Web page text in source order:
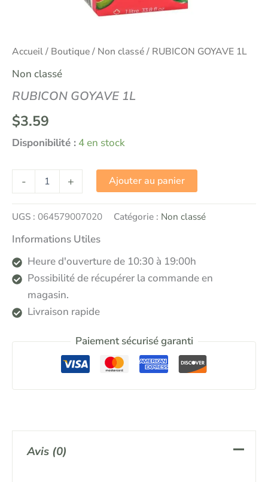
Accueil/ Boutique/ Non classé/ RUBICON GOYAVE 1L
Non classé
RUBICON GOYAVE 1L
$3.59
Disponibilité : 4 en stock
- + Ajouter au panier
UGS : 064579007020 Catégorie : Non classé
Informations Utiles
Heure d'ouverture de 10:30 à 19:00h
Possibilité de récupérer la commande en
magasin.
Livraison rapide
Paiement sécurisé garanti
Avis (0)